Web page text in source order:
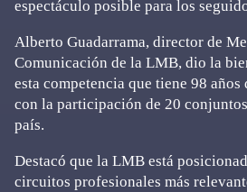
espectáculo posible para los
Alberto Guadarrama, director de
Comunicación de la LMB, dio la
esta competencia que tiene 98
con la participación de 20
país.
Destacó que la LMB está
circuitos profesionales más